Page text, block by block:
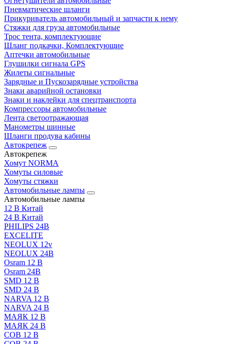
Пневматические шланги
Прикуриватель автомобильный и запчасти к нему
Стяжки для груза автомобильные
Трос тента, комплектующие
Шланг подкачки, Комплектующие
Аптечки автомобильные
Глушилки сигнала GPS
Жилеты сигнальные
Зарядные и Пускозарядные устройства
Знаки аварийной остановки
Знаки и наклейки для спецтранспорта
Компрессоры автомобильные
Лента светоотражающая
Манометры шинные
Шланги продува кабины
Автокрепеж
Автокрепеж
Хомут NORMA
Хомуты силовые
Хомуты стяжки
Автомобильные лампы
Автомобильные лампы
12 В Китай
24 В Китай
PHILIPS 24В
EXCELITE
NEOLUX 12v
NEOLUX 24В
Osram 12 В
Osram 24В
SMD 12 В
SMD 24 В
NARVA 12 В
NARVA 24 В
МАЯК 12 В
МАЯК 24 В
COB 12 В